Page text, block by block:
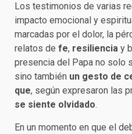
Los testimonios de varias
impacto emocional y
marcadas por el dolor, la
relatos de fe, resiliencia y
presencia del Papa no solo
sino también un gesto de
que, según expresaron las
se siente olvidado.
En un momento en que el